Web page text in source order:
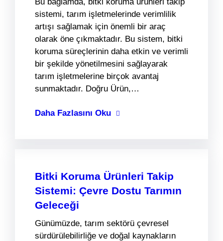
sistemi, tarım işletmelerinde verimlilik
artışı sağlamak için önemli bir araç
olarak öne çıkmaktadır. Bu sistem, bitki
koruma süreçlerinin daha etkin ve verimli
bir şekilde yönetilmesini sağlayarak
tarım işletmelerine birçok avantaj
sunmaktadır. Doğru Ürün,…
Daha Fazlasını Oku
Bitki Koruma Ürünleri Takip
Sistemi: Çevre Dostu Tarımın
Geleceği
Günümüzde, tarım sektörü çevresel
sürdürülebilirliğe ve doğal kaynakların